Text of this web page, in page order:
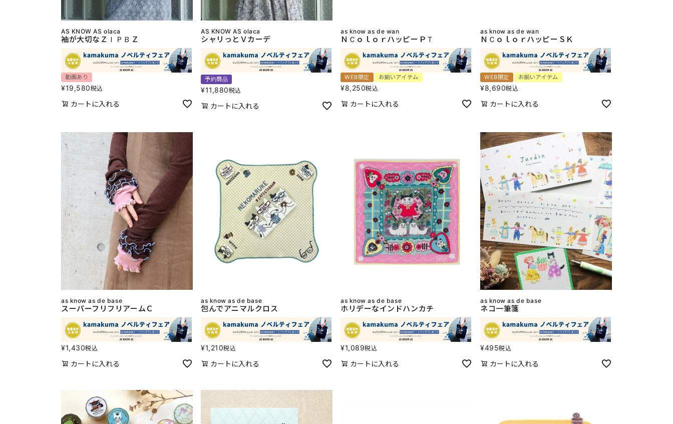
AS KNOW AS olaca
袖が大切なＺＩＰＢＺ
動画あり
¥19,580税込
カートに入れる
AS KNOW AS olaca
シャリっとＶカーデ
予約商品
¥11,880税込
カートに入れる
as know as de wan
ＮＣｏｌｏｒハッピーＰＴ
WEB限定 お揃いアイテム
¥8,250税込
カートに入れる
as know as de wan
ＮＣｏｌｏｒハッピーＳＫ
WEB限定 お揃いアイテム
¥8,690税込
カートに入れる
as know as de base
スーパーフリフリアームＣ
¥1,430税込
カートに入れる
as know as de base
包んでアニマルクロス
¥1,210税込
カートに入れる
as know as de base
ホリデーなインドハンカチ
¥1,089税込
カートに入れる
as know as de base
ネコ一筆箋
¥495税込
カートに入れる